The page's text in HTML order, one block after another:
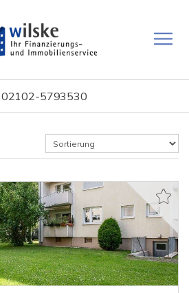
02102-5793530